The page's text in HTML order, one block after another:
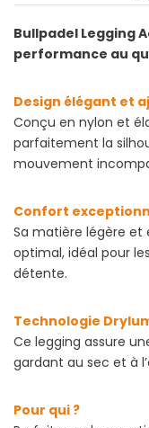
Bullpadel Legging
performance au
Design élégant et
Conçu en nylon et
parfaitement la
mouvement
Confort
Sa matière légère
optimal, idéal pour
détente.
Technologie
Ce legging assure
gardant au sec et à
Pour qui ?